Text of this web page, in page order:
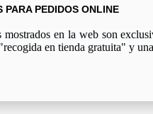
PARA PEDIDOS ONLINE
en la web son
en tienda gratuita" y